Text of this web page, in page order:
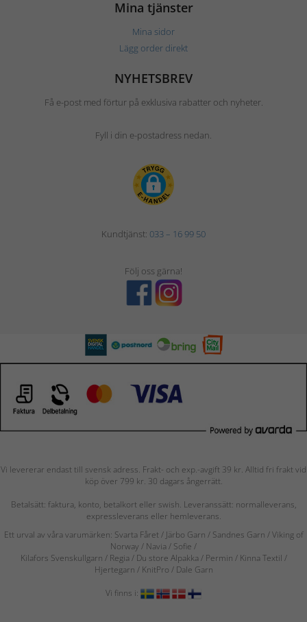
Mina tjänster
Mina sidor
Lägg order direkt
NYHETSBREV
Få e-post med förtur på exklusiva rabatter och nyheter.
Fyll i din e-postadress nedan.
Kundtjänst: 033 – 16 99 50
Följ oss gärna!
Vi levererar endast till svensk adress. Frakt- och exp.-avgift 39 kr. Alltid fri frakt vid
köp över 799 kr. 30 dagars ångerrätt.
Betalsätt: faktura, konto, betalkort eller swish. Leveranssätt: normalleverans,
expressleverans eller hemleverans.
Ett urval av våra varumärken: Svarta Fåret / Järbo Garn / Sandnes Garn / Viking of
Norway / Navia/ Sofie /
Kilafors Svenskullgarn / Regia / Du store Alpakka / Permin / Kinna Textil /
Hjertegarn / KnitPro / Dale Garn
Vi finns i: